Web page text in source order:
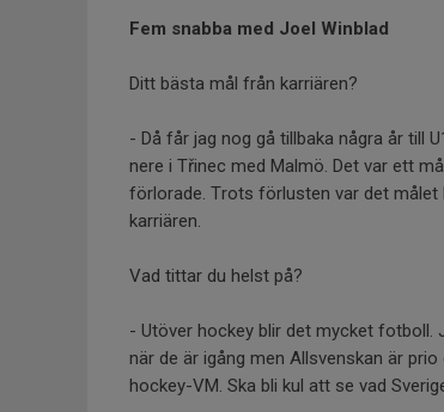
Fem snabba med Joel Winblad
Ditt bästa mål från karriären?
- Då får jag nog gå tillbaka några år till
nere i Třinec med Malmö. Det var ett
förlorade. Trots förlusten var det
karriären.
Vad tittar du helst på?
- Utöver hockey blir det mycket fotboll.
när de är igång men Allsvenskan är
hockey-VM. Ska bli kul att se vad